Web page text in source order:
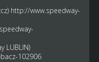
http://www.speedway-
LUBLIN)
102906